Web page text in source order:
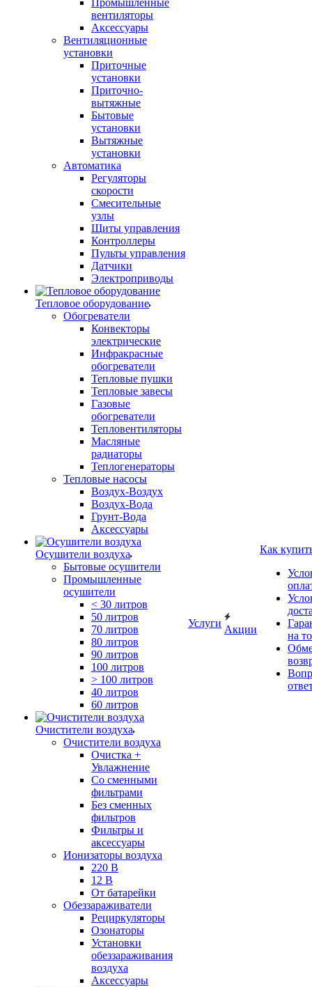
Промышленные
вентиляторы
Аксессуары
Вентиляционные
установки
Приточные
установки
Приточно-
вытяжные
Бытовые
установки
Вытяжные
установки
Автоматика
Регуляторы
скорости
Смесительные
узлы
Щиты управления
Контроллеры
Пульты управления
Датчики
Электроприводы
Тепловое оборудование
Обогреватели
Конвекторы
электрические
Инфракрасные
обогреватели
Тепловые пушки
Тепловые завесы
Газовые
обогреватели
Тепловентиляторы
Масляные
радиаторы
Теплогенераторы
Тепловые насосы
Воздух-Воздух
Воздух-Вода
Грунт-Вода
Аксессуары
Осушители воздуха
Бытовые осушители
Промышленные
осушители
< 30 литров
50 литров
70 литров
80 литров
90 литров
100 литров
> 100 литров
40 литров
60 литров
Очистители воздуха
Очистители воздуха
Очистка +
Увлажнение
Cо сменными
фильтрами
Без сменных
фильтров
Фильтры и
аксессуары
Ионизаторы воздуха
220 В
12 В
От батарейки
Обеззараживатели
Рециркуляторы
Озонаторы
Установки
обеззараживания
воздуха
Аксессуары
Услуги
Акции
Как
на